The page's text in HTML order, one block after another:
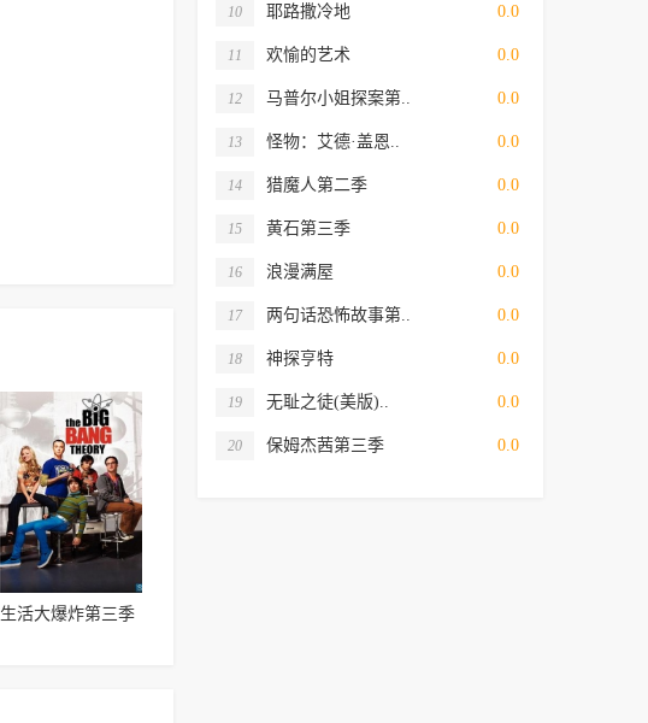
生活大爆炸第三季
10 耶路撒冷地 0.0
11 欢愉的艺术 0.0
12 马普尔小姐探案第.. 0.0
13 怪物：艾德·盖恩.. 0.0
14 猎魔人第二季 0.0
15 黄石第三季 0.0
16 浪漫满屋 0.0
17 两句话恐怖故事第.. 0.0
18 神探亨特 0.0
19 无耻之徒(美版).. 0.0
20 保姆杰茜第三季 0.0